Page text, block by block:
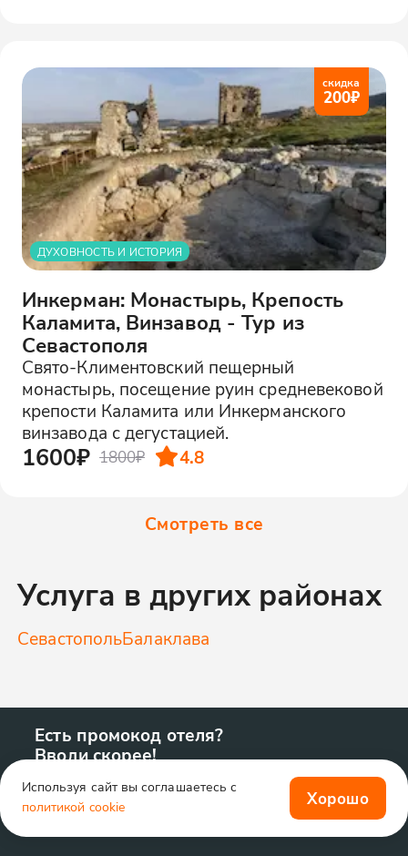
скидка
200₽
ДУХОВНОСТЬ И ИСТОРИЯ
Инкерман: Монастырь, Крепость
Каламита, Винзавод - Тур из
Севастополя
Свято-Климентовский пещерный
монастырь, посещение руин средневековой
крепости Каламита или Инкерманского
винзавода с дегустацией.
1600₽ 1800₽ 4.8
Смотреть все
Услуга в других районах
СевастопольБалаклава
Есть промокод отеля?
Вводи скорее!
Используя сайт вы соглашаетесь с
политикой cookie
Хорошо